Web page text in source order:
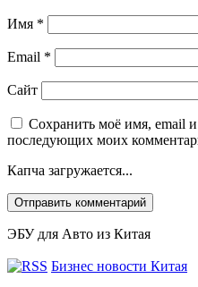
Имя *
Email *
Сайт
Сохранить моё имя, email и
последующих моих
Капча загружается...
ЭБУ для Авто из Китая
Бизнес новости Китая